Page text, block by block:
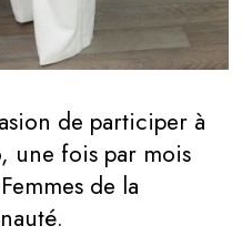
de participer à
une fois par mois
de la